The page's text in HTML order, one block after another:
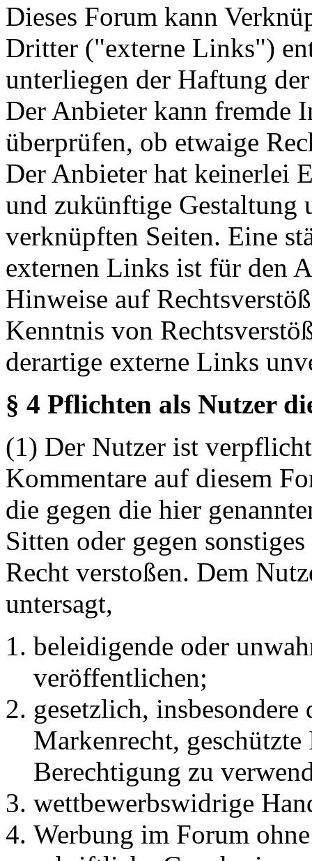
Dieses Forum kann
Dritter ("externe Links")
unterliegen der Haftung
Der Anbieter kann fremde
überprüfen, ob etwaige
Der Anbieter hat keinerlei
und zukünftige Gestaltung
verknüpften Seiten. Eine
externen Links ist für den
Hinweise auf
Kenntnis von
derartige externe Links
§ 4 Pflichten als Nutzer
(1) Der Nutzer ist
Kommentare auf diesem
die gegen die hier
Sitten oder gegen
Recht verstoßen. Dem
untersagt,
beleidigende oder
veröffentlichen;
gesetzlich,
Markenrecht, geschützte
Berechtigung zu
wettbewerbswidrige
Werbung im Forum